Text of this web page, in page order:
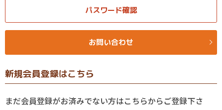
新規会員登録はこちら
まだ会員登録がお済みでない方はこちらからご登録下さ
パスワード確認
お問い合わせ